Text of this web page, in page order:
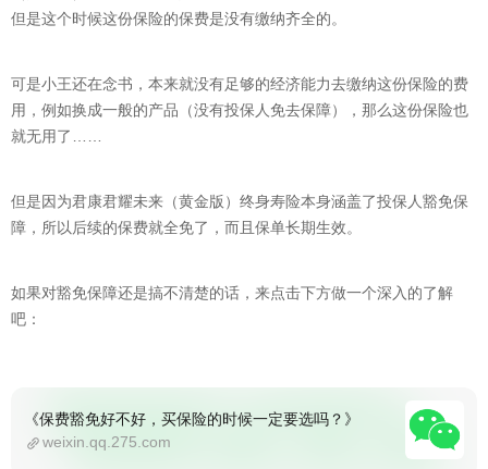
但是这个时候这份保险的保费是没有缴纳齐全的。
可是小王还在念书，本来就没有足够的经济能力去缴纳这份保险的费
用，例如换成一般的产品（没有投保人免去保障），那么这份保险也
就无用了……
但是因为君康君耀未来（黄金版）终身寿险本身涵盖了投保人豁免保
障，所以后续的保费就全免了，而且保单长期生效。
如果对豁免保障还是搞不清楚的话，来点击下方做一个深入的了解
吧：
《保费豁免好不好，买保险的时候一定要选吗？》
weixin.qq.275.com